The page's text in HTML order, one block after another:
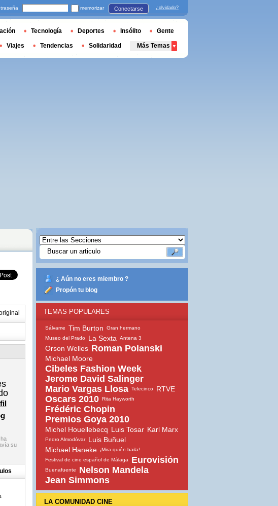
¿ Aún no eres miembro ?
Propón tu blog
TEMAS POPULARES
Sálvame Tim Burton
Gran hermano
Museo del Prado
La Sexta Antena 3
Orson Welles Roman Polanski
Michael Moore
Cibeles Fashion Week
Jerome David Salinger
Mario Vargas Llosa Telecinco RTVE
Oscars 2010 Rita Hayworth
Frédéric Chopin
Premios Goya 2010
Michel Houellebecq Luis Tosar Karl Marx
Pedro Almodóvar
Luis Buñuel
Michael Haneke
¡Mira quién baila!
Festival de cine español de Málaga
Eurovisión
Buenafuente
Nelson Mandela
Jean Simmons
LA COMUNIDAD CINE
memorizar Conectarse ¿olvidado?
Tecnología Deportes Insólito Gente
Viajes Tendencias Solidaridad Más Temas